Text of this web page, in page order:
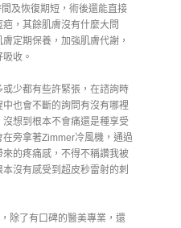
及恢復期短，術後還能直接
，其餘肌膚沒有什麼大問
定期保養，加強肌膚代謝，
收。
少都有些許緊張，在諮詢時
也會不斷的詢問有沒有哪裡
想到根本不會痛還是種享受
旁拿著Zimmer冷風機，通過
的疼痛感，不得不稱讚我被
沒有感受到超皮秒雷射的刺
除了有口碑的醫美專業，還